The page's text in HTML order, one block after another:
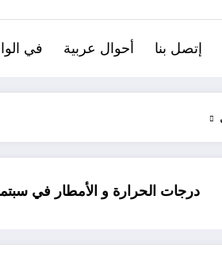
إتصل بنا أحوال عربية في
و الأمطار في سبتمبر 2026 في الجزائر